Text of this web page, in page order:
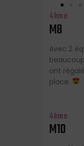
4ème
M8
Avec 2
ont
place.
4ème
M10